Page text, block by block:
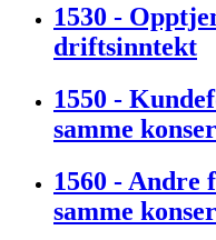
1530 -
driftsinntekt
1550 -
samme
1560 - Andre
samme